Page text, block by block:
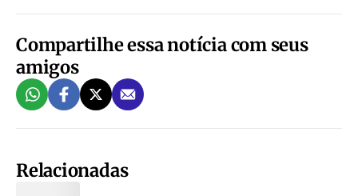
Compartilhe essa notícia com seus
amigos
Relacionadas